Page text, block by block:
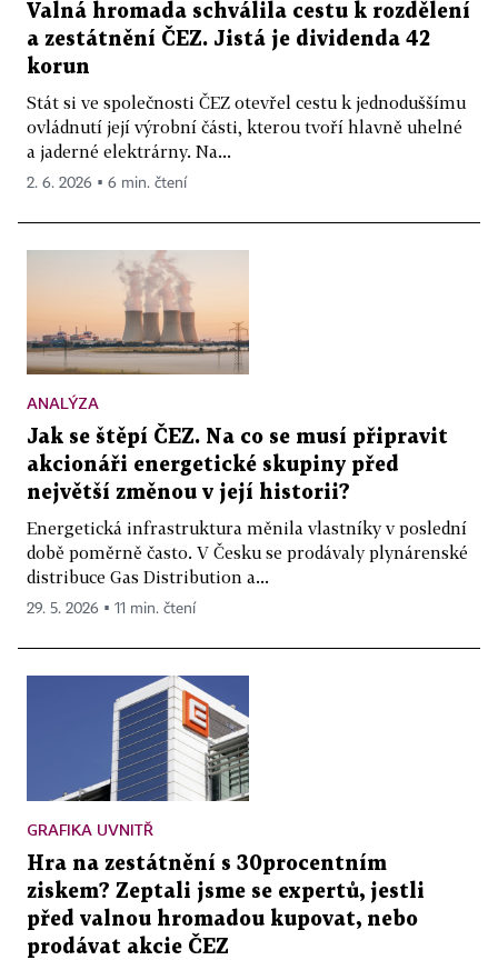
Valná hromada schválila cestu k rozdělení
a zestátnění ČEZ. Jistá je dividenda 42
korun
Stát si ve společnosti ČEZ otevřel cestu k jednoduššímu
ovládnutí její výrobní části, kterou tvoří hlavně uhelné
a jaderné elektrárny. Na...
2. 6. 2026 ▪ 6 min. čtení
ANALÝZA
Jak se štěpí ČEZ. Na co se musí připravit
akcionáři energetické skupiny před
největší změnou v její historii?
Energetická infrastruktura měnila vlastníky v poslední
době poměrně často. V Česku se prodávaly plynárenské
distribuce Gas Distribution a...
29. 5. 2026 ▪ 11 min. čtení
GRAFIKA UVNITŘ
Hra na zestátnění s 30procentním
ziskem? Zeptali jsme se expertů, jestli
před valnou hromadou kupovat, nebo
prodávat akcie ČEZ